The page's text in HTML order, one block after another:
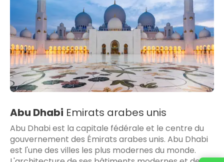
Abu Dhabi Emirats arabes unis
Abu Dhabi est la capitale fédérale et le centre du
gouvernement des Émirats arabes unis. Abu Dhabi
est l'une des villes les plus modernes du monde.